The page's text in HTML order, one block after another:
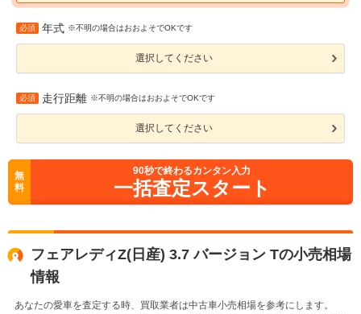
必須 年式 ※不明の場合はおおよそでOKです
選択してください
必須 走行距離 ※不明の場合はおおよそでOKです
選択してください
無
料
90秒で終わるカンタン入力
一括査定スタート
フェアレディZ(日産) 3.7 バージョン Tの小売相場
情報
あなたの愛車を査定する時、買取業者は中古車小売相場を参考にします。